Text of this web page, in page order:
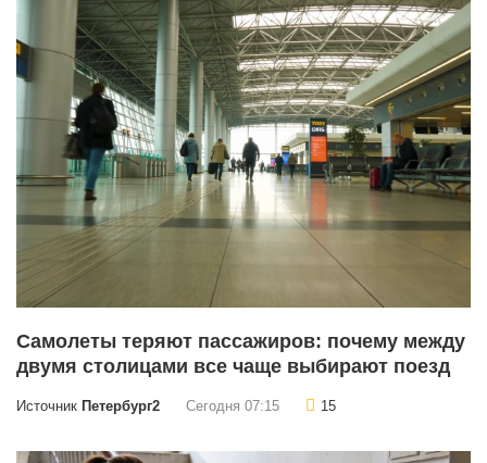
Самолеты теряют пассажиров: почему между
двумя столицами все чаще выбирают поезд
Источник Петербург2 Сегодня 07:15 15